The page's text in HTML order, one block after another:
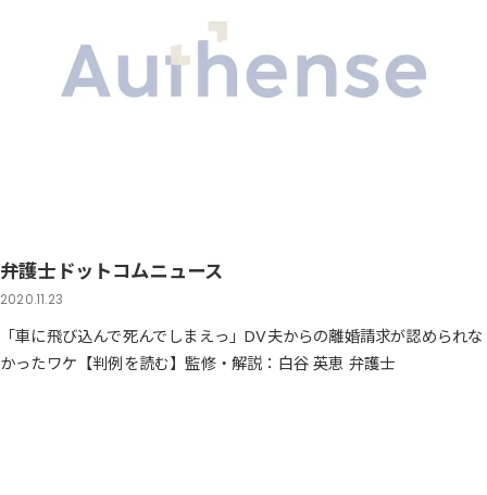
弁護士ドットコムニュース
2020.11.23
「車に飛び込んで死んでしまえっ」DV夫からの離婚請求が認められな
かったワケ【判例を読む】監修・解説：白谷 英恵 弁護士